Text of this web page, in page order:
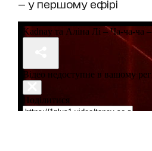
— у першому ефірі